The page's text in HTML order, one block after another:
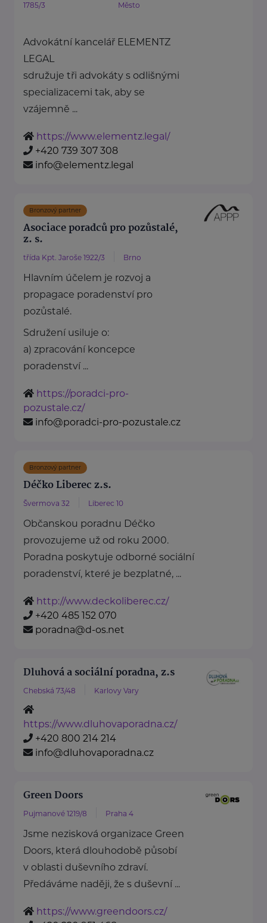
1785/3
Město
Advokátní kancelář ELEMENTZ
LEGAL
sdružuje tři advokáty s odlišnými
specializacemi tak, aby se
vzájemně ...
https://www.elementz.legal/
+420 739 307 308
info@elementz.legal
Bronzový partner
Asociace poradců pro pozůstalé,
z. s.
třída Kpt. Jaroše 1922/3 Brno
Hlavním účelem je rozvoj a
propagace poradenství pro
pozůstalé.
Sdružení usiluje o:
a) zpracování koncepce
poradenství ...
https://poradci-pro-
pozustale.cz/
info@poradci-pro-pozustale.cz
Bronzový partner
Déčko Liberec z.s.
Švermova 32 Liberec 10
Občanskou poradnu Déčko
provozujeme už od roku 2000.
Poradna poskytuje odborné sociální
poradenství, které je bezplatné, ...
http://www.deckoliberec.cz/
+420 485 152 070
poradna@d-os.net
Dluhová a sociální poradna, z.s
Chebská 73/48 Karlovy Vary
https://www.dluhovaporadna.cz/
+420 800 214 214
info@dluhovaporadna.cz
Green Doors
Pujmanové 1219/8 Praha 4
Jsme nezisková organizace Green
Doors, která dlouhodobě působí
v oblasti duševního zdraví.
Předáváme naději, že s duševní ...
https://www.greendoors.cz/